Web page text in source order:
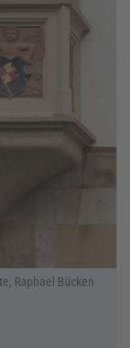
Raphael Bücken